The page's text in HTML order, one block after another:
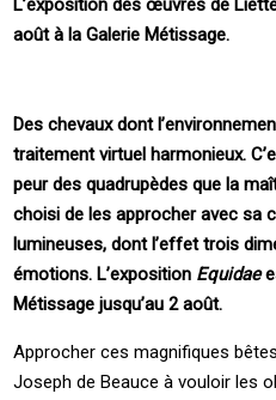
L’exposition des œuvres de
août à la Galerie Métissage.
Des chevaux dont
traitement virtuel harmonieux.
peur des quadrupèdes que la
choisi de les approcher avec sa
lumineuses, dont l’effet trois
émotions. L’exposition Equidae
Métissage jusqu’au 2 août.
Approcher ces magnifiques
Joseph de Beauce à vouloir les